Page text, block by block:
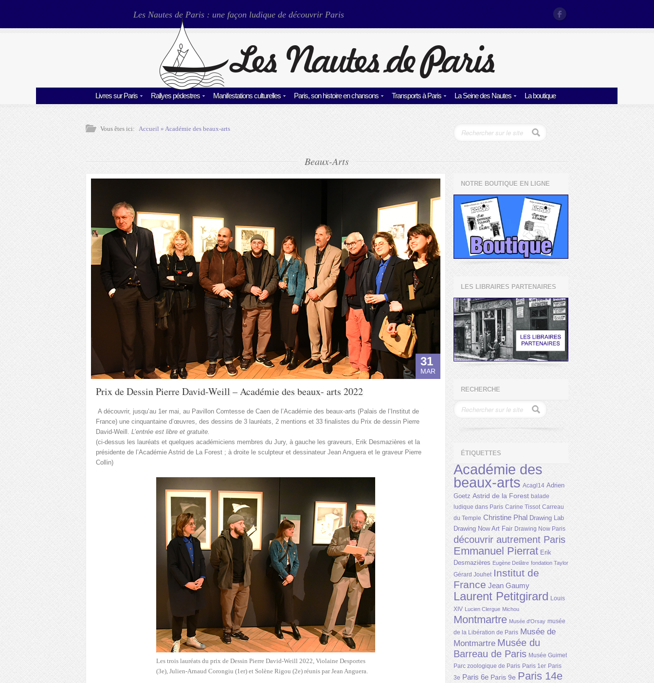
Les Nautes de Paris : une façon ludique de découvrir Paris
Livres sur Paris Rallyes pédestres Manifestations culturelles Paris, son histoire en chansons Transports à Paris La Seine des Nautes La boutique
Vous êtes ici: Accueil»Académie des beaux-arts
Beaux-Arts
31
MAR
Prix de Dessin Pierre David-Weill – Académie des beaux- arts 2022
A découvrir, jusqu’au 1er mai, au Pavillon Comtesse de Caen de l’Académie des beaux-arts (Palais de l’Institut de
France) une cinquantaine d’œuvres, des dessins de 3 lauréats, 2 mentions et 33 finalistes du Prix de dessin Pierre
David-Weill. L’entrée est libre et gratuite.
(ci-dessus les lauréats et quelques académiciens membres du Jury, à gauche les graveurs, Erik Desmazières et la
présidente de l’Académie Astrid de La Forest ; à droite le sculpteur et dessinateur Jean Anguera et le graveur Pierre
Collin)
Les trois lauréats du prix de Dessin Pierre David-Weill 2022, Violaine Desportes
(3e), Julien-Arnaud Corongiu (1er) et Solène Rigou (2e) réunis par Jean Anguera.
NOTRE BOUTIQUE EN LIGNE
LES LIBRAIRES PARTENAIRES
RECHERCHE
ÉTIQUETTES
Académie des
beaux-arts Acagl14 Adrien
Goetz Astrid de la Forest balade
ludique dans Paris Carine Tissot Carreau
du Temple Christine Phal Drawing Lab
Drawing Now Art Fair Drawing Now Paris
découvrir autrement Paris
Emmanuel Pierrat Erik
Desmazières Eugène Delâtre fondation Taylor
Gérard Jouhet Institut de
France Jean Gaumy
Laurent Petitgirard Louis
XIV Lucien Clergue Michou
Montmartre Musée d'Orsay musée
de la Libération de Paris Musée de
Montmartre Musée du
Barreau de Paris Musée Guimet
Parc zoologique de Paris Paris 1er Paris
3e Paris 6e Paris 9e Paris 14e